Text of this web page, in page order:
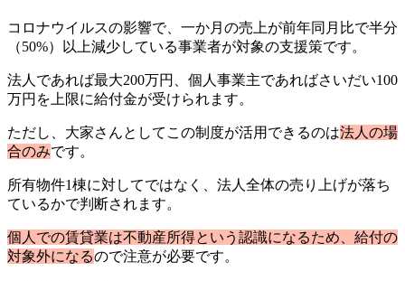
コロナウイルスの影響で、一か月の売上が前年同月比で半分
（50%）以上減少している事業者が対象の支援策です。
法人であれば最大200万円、個人事業主であればさいだい100
万円を上限に給付金が受けられます。
ただし、大家さんとしてこの制度が活用できるのは法人の場
合のみです。
所有物件1棟に対してではなく、法人全体の売り上げが落ち
ているかで判断されます。
個人での賃貸業は不動産所得という認識になるため、給付の
対象外になるので注意が必要です。